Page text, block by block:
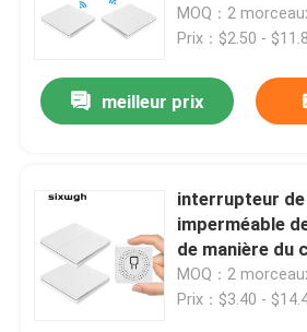
poussoir
MOQ：2
Prix：$2.50 -
meilleur prix
interrupteur de
imperméable
de manière du
d'énergie
16A 433Mhz
MOQ：2
Prix：$3.40 -